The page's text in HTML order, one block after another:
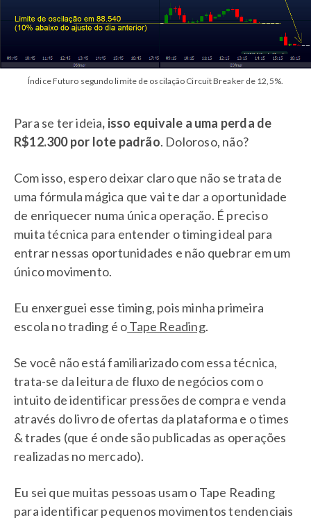
Índice Futuro segundo limite de oscilação Circuit Breaker de 12,5%.
Para se ter ideia, isso equivale a uma perda de
R$12.300 por lote padrão. Doloroso, não?
Com isso, espero deixar claro que não se trata de
uma fórmula mágica que vai te dar a oportunidade
de enriquecer numa única operação. É preciso
muita técnica para entender o timing ideal para
entrar nessas oportunidades e não quebrar em um
único movimento.
Eu enxerguei esse timing, pois minha primeira
escola no trading é oTape Reading.
Se você não está familiarizado com essa técnica,
trata-se da leitura de fluxo de negócios com o
intuito de identificar pressões de compra e venda
através do livro de ofertas da plataforma e o times
& trades (que é onde são publicadas as operações
realizadas no mercado).
Eu sei que muitas pessoas usam o Tape Reading
para identificar pequenos movimentos tendenciais